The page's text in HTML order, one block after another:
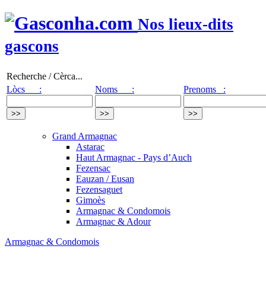
Nos lieux-dits
gascons
Recherche / Cèrca...
Lòcs :
Noms : Prenoms :
Grand Armagnac
Astarac
Haut Armagnac - Pays d’Auch
Fezensac
Eauzan / Eusan
Fezensaguet
Gimoès
Armagnac & Condomois
Armagnac & Adour
Armagnac & Condomois